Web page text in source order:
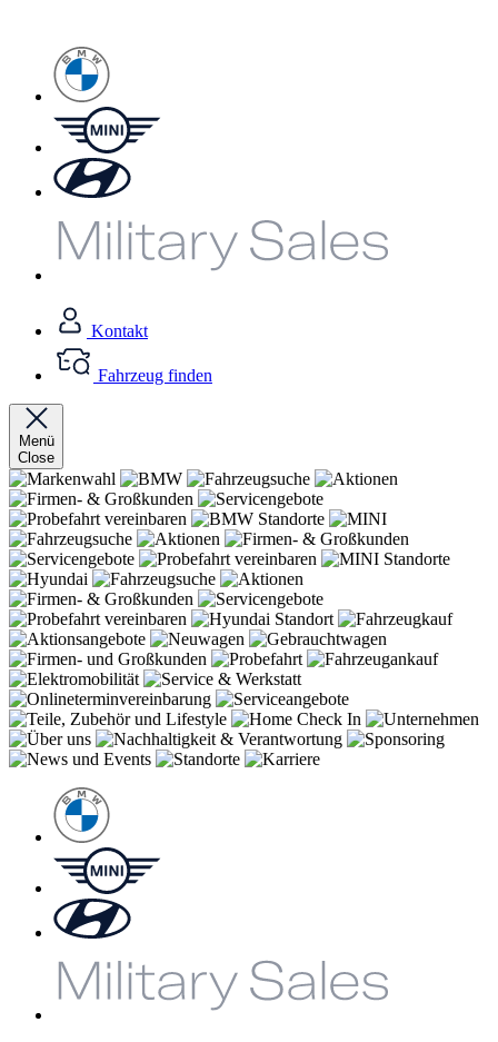
Kontakt
Fahrzeug finden
Menü
Close